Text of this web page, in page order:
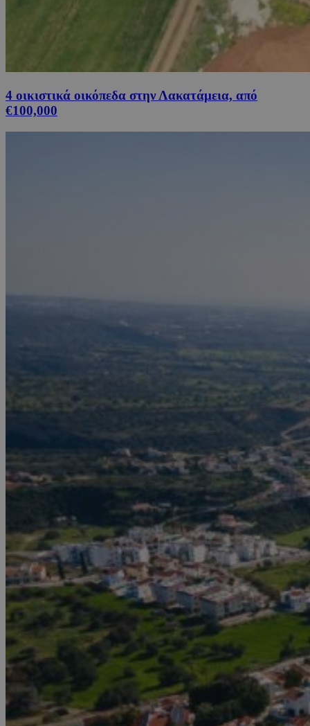
4 οικιστικά οικόπεδα στην Λακατάμεια, από
€100,000